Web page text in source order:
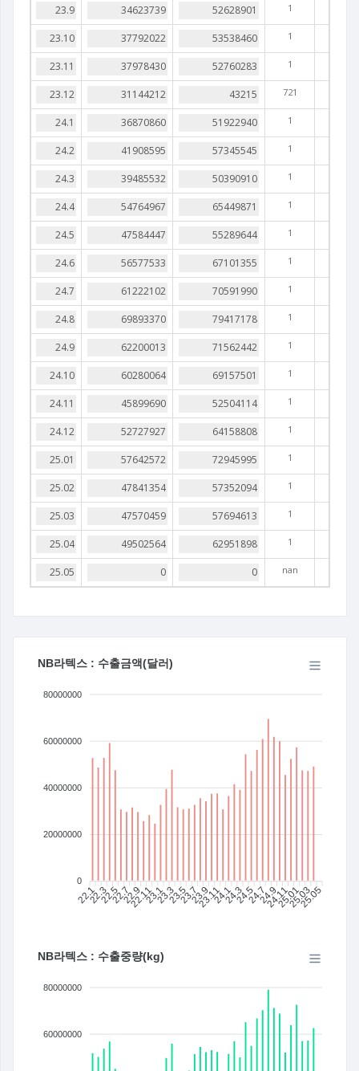
1
1
1
721
1
1
1
1
1
1
1
1
1
1
1
1
1
1
1
1
nan
NB라텍스 : 수출금액(달러)
80000000
60000000
40000000
20000000
0
22.122.322.522.722.9
22.1123.123.323.523.723.9
23.1124.124.324.524.724.9
24.1125.0125.03
25.05
NB라텍스 : 수출중량(kg)
80000000
60000000